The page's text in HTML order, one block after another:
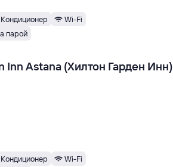
Кондиционер
Wi-Fi
парой
Inn Astana (Хилтон Гарден Инн)
Кондиционер
Wi-Fi